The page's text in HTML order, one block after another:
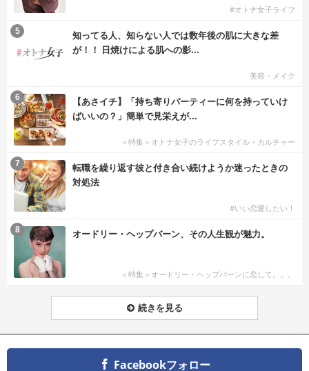
#オトナ女子ライフ
知ってる人、知らない人では数年後の肌に大きな差
が！！ 日焼けによる肌への影...
美容・メイク
5
【あさイチ】「持ち寄りパーティーに何を持っていけ
ばいいの？」簡単で見栄えが...
＜特集＞オトナ女子のライフスタイル・カルチャー
6
転職を繰り返す彼と付き合い続けようか迷ったときの
対処法
#いい恋愛したい！
7
オードリー・ヘップバーン、その人生観が魅力。
＜特集＞オードリー・ヘップバーンに恋して。。。
8
続きを見る
Facebookフォロー